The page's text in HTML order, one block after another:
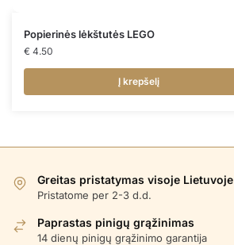
Popierinės lėkštutės LEGO
€ 4.50
Į krepšelį
Greitas pristatymas visoje Lietuvoje
Pristatome per 2-3 d.d.
Paprastas pinigų grąžinimas
14 dienų pinigų grąžinimo garantija